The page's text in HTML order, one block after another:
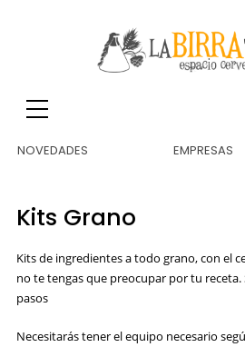
NOVEDADES EMPRESAS
Kits Grano
Kits de ingredientes a todo grano, con el
no te tengas que preocupar por tu receta.
pasos
Necesitarás tener el equipo necesario